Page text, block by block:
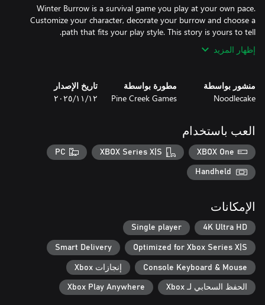
Winter Burrow is a survival game you play at your own pace.
Customize your character, decorate your burrow and choose a
path that fits your play style. This story is yours to tell.
إظهار المزيد
منشور بواسطة
Noodlecake
مطورة بواسطة
Pine Creek Games
تاريخ الإصدار
١٢‏/١١‏/٢٠٢٥
العب باستخدام
XBOX One
XBOX Series X|S
PC
Handheld
الإمكانات
4K Ultra HD
Single player
Optimized for Xbox Series X|S
Smart Delivery
Console Keyboard & Mouse إنجازات Xbox
الحفظ السحابي لـ Xbox Xbox Play Anywhere